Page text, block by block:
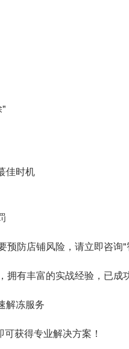
佳时机
防店铺风险，请立即咨询"
拥有丰富的实战经验，已
解冻服务
获得专业解决方案！